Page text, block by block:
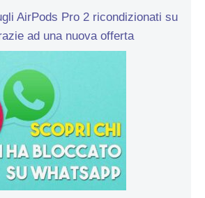
AirPods Pro 2 ricondizionati su
ad una nuova offerta